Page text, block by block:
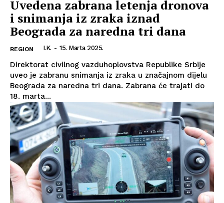
Uvedena zabrana letenja dronova
i snimanja iz zraka iznad
Beograda za naredna tri dana
REGION I.K. - 15. Marta 2025.
Direktorat civilnog vazduhoplovstva Republike Srbije
uveo je zabranu snimanja iz zraka u značajnom dijelu
Beograda za naredna tri dana. Zabrana će trajati do
18. marta...